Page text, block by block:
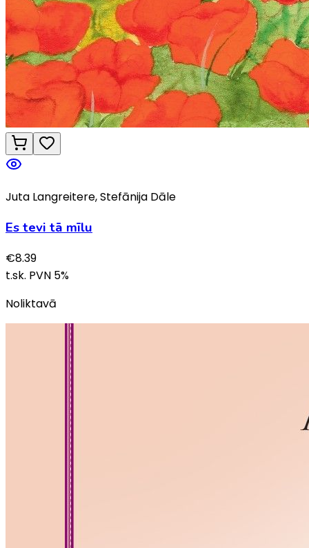
Juta Langreitere, Stefānija Dāle
Es tevi tā mīlu
€8.39
t.sk. PVN 5%
Noliktavā